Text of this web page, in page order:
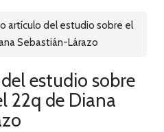
artículo del estudio sobre el
Sebastián-Lárazo
estudio sobre
22q de Diana